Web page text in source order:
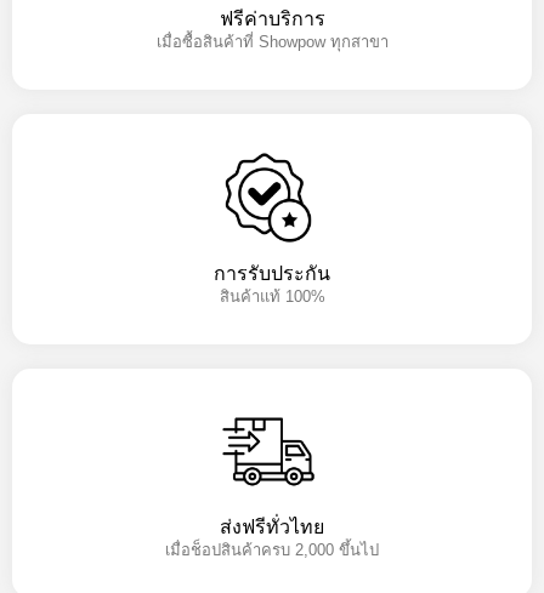
ฟรีค่าบริการ
เมื่อซื้อสินค้าที่ Showpow ทุกสาขา
การรับประกัน
สินค้าแท้ 100%
ส่งฟรีทั่วไทย
เมื่อช็อปสินค้าครบ 2,000 ขึ้นไป